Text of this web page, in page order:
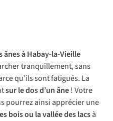
ânesà Habay-la-Vieille
tranquillement, sans
qu’ils sont fatigués. La
sur le dos d’un âne! Votre
pourrez ainsi apprécier une
bois ou la vallée des lacsà